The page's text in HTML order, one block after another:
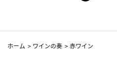
ホーム > ワインの奏 >赤ワイン